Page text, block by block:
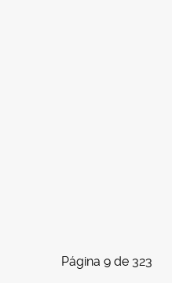
Página 9 de 323